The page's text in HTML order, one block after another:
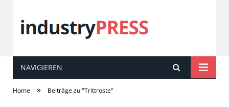
industryPRESS
NAVIGIEREN
Home » Beiträge zu "Trittroste"